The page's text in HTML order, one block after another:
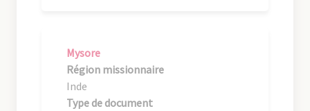
Mysore
Région missionnaire
Inde
Type de document